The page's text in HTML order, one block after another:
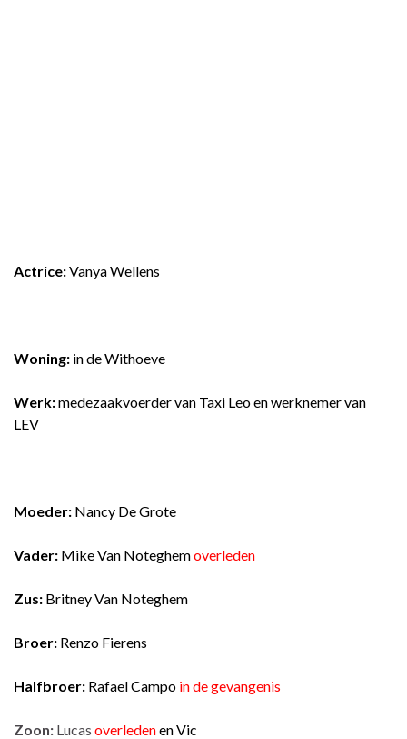
Actrice:Vanya Wellens
Woning: in de Withoeve
Werk:medezaakvoerder van Taxi Leo en werknemer van
LEV
Moeder: Nancy De Grote
Vader: Mike Van Noteghemoverleden
Zus: Britney Van Noteghem
Broer: Renzo Fierens
Halfbroer: Rafael Campo in de gevangenis
Zoon: Lucas overledenen Vic